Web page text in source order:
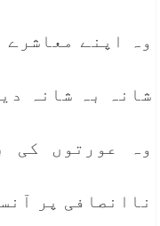
وہ اپنے معاشرے
شانہ بہ شانہ
وہ عورتوں کی
ناانصافی پر